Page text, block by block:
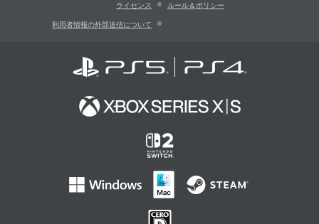
ライセンス ルール＆ポリシー
利用者情報の外部送信について